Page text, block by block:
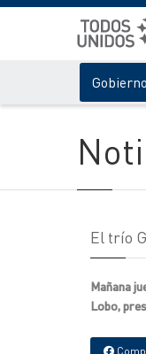
Gobierno
El trío
Mañana
Lobo,